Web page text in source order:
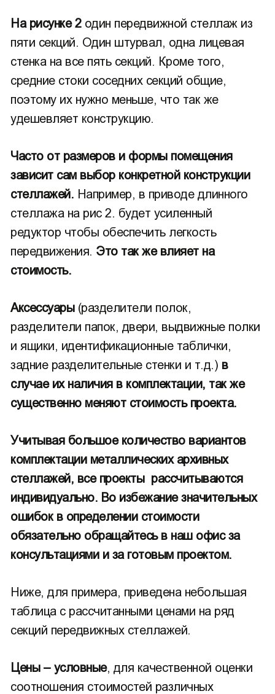
На рисунке 2один передвижной стеллаж из
пяти секций. Один штурвал, одна лицевая
стенка на все пять секций. Кроме того,
средние стоки соседних секций общие,
поэтому их нужно меньше, что так же
удешевляет конструкцию.
Часто от размеров и формы помещения
зависит сам выбор конкретной конструкции
стеллажей. Например, в приводе длинного
стеллажа на рис 2. будет усиленный
редуктор чтобы обеспечить легкость
передвижения. Это так же влияет на
стоимость.
Аксессуары(разделители полок,
разделители папок, двери, выдвижные полки
и ящики, идентификационные таблички,
задние разделительные стенки и т.д.) в
случае их наличия в комплектации, так же
существенно меняют стоимость проекта.
Учитывая большое количество вариантов
комплектации металлических архивных
стеллажей, все проекты рассчитываются
индивидуально. Во избежание значительных
ошибок в определении стоимости
обязательно обращайтесь в наш офис за
консультациями и за готовым проектом.
Ниже, для примера, приведена небольшая
таблица с рассчитанными ценами на ряд
секций передвижных стеллажей.
Цены – условные, для качественной оценки
соотношения стоимостей различных